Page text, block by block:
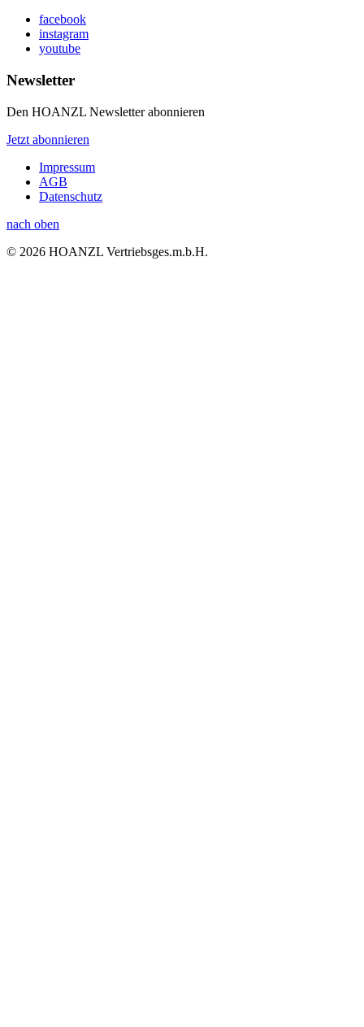
facebook
instagram
youtube
Newsletter
Den HOANZL Newsletter abonnieren
Jetzt abonnieren
Impressum
AGB
Datenschutz
nach oben
© 2026 HOANZL Vertriebsges.m.b.H.